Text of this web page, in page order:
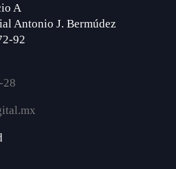
A
Antonio J. Bermúdez
92